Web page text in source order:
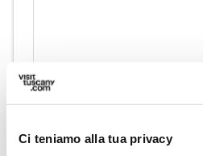
Ci teniamo alla tua privacy
directions